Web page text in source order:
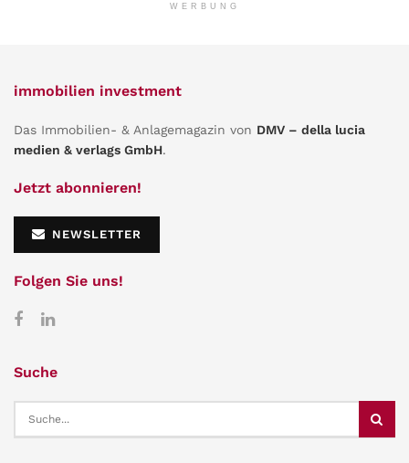
WERBUNG
immobilien investment
Das Immobilien- & Anlagemagazin von DMV – della lucia
medien & verlags GmbH.
Jetzt abonnieren!
NEWSLETTER
Folgen Sie uns!
Suche